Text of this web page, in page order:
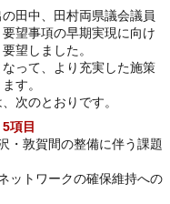
田中、田村両県議会議員
望事項の早期実現に向け
望しました。
って、より充実した施策
す。
次のとおりです。
項目
敦賀間の整備に伴う課題
トワークの確保維持への